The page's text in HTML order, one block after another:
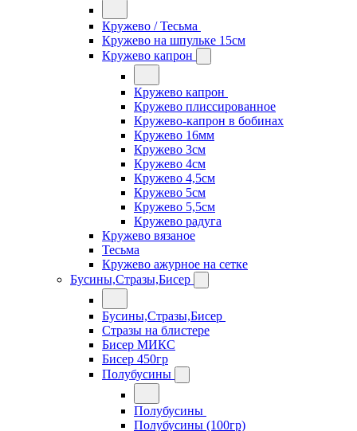
Кружево / Тесьма
Кружево на шпульке 15см
Кружево капрон
Кружево капрон
Кружево плиссированное
Кружево-капрон в бобинах
Кружево 16мм
Кружево 3см
Кружево 4см
Кружево 4,5см
Кружево 5см
Кружево 5,5см
Кружево радуга
Кружево вязаное
Тесьма
Кружево ажурное на сетке
Бусины,Стразы,Бисер
Бусины,Стразы,Бисер
Стразы на блистере
Бисер МИКС
Бисер 450гр
Полубусины
Полубусины
Полубусины (100гр)